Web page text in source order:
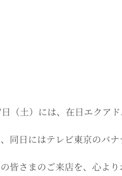
（土）には、在日エクア
同日にはテレビ東京のバ
皆さまのご来店を、心より